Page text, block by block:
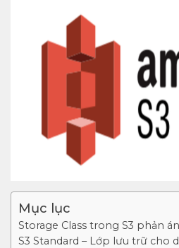
Mục lục
Storage Class trong S3 phản
S3 Standard – Lớp lưu trữ cho